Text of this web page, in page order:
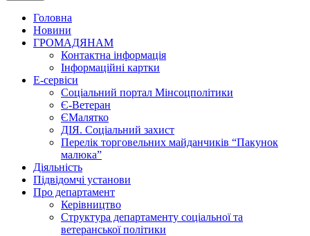
Головна
Новини
ГРОМАДЯНАМ
Контактна інформація
Інформаційні картки
Е-сервіси
Соціальний портал Мінсоцполітики
Є-Ветеран
ЄМалятко
ДІЯ. Соціальний захист
Перелік торговельних майданчиків “Пакунок
малюка”
Діяльність
Підвідомчі установи
Про департамент
Керівництво
Структура департаменту соціальної та
ветеранської політики